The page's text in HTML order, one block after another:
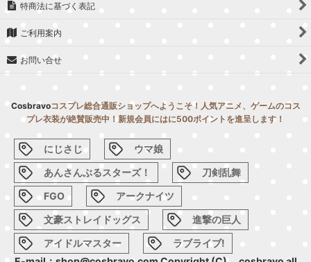
特商法に基づく表記
ご利用案内
お問い合せ
Cosbravoコスプレ総合通販ショップへようこそ！人気アニメ、ゲームのコス
プレ衣装が絶賛販売中！新規会員にはに500ポイントを進呈します！
にじさじ
ウマ娘
あんさんぶるスターズ！
刀剣乱舞
FGO
アークナイツ
文豪ストレイドッグス
進撃の巨人
アイドルマスター
ラブライブ!